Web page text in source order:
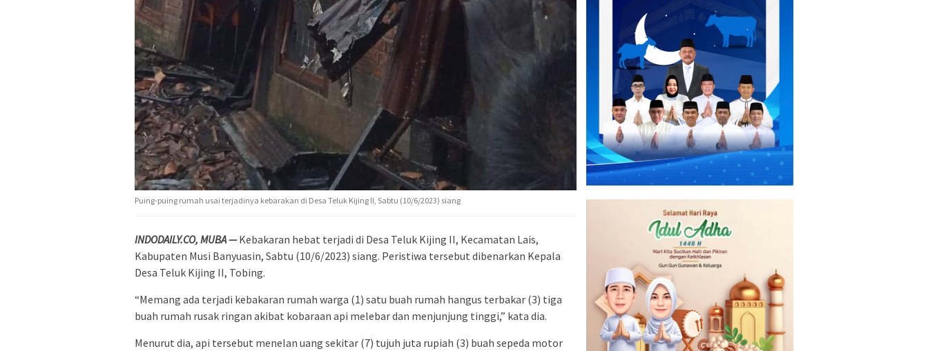
Puing-puing rumah usai terjadinya kebarakan di Desa Teluk Kijing II, Sabtu (10/6/2023) siang
INDODAILY.CO, MUBA —Kebakaran hebat terjadi di Desa Teluk Kijing II, Kecamatan Lais,
Kabupaten Musi Banyuasin, Sabtu (10/6/2023) siang. Peristiwa tersebut dibenarkan Kepala
Desa Teluk Kijing II, Tobing.
“Memang ada terjadi kebakaran rumah warga (1) satu buah rumah hangus terbakar (3) tiga
buah rumah rusak ringan akibat kobaraan api melebar dan menjunjung tinggi,” kata dia.
Menurut dia, api tersebut menelan uang sekitar (7) tujuh juta rupiah (3) buah sepeda motor